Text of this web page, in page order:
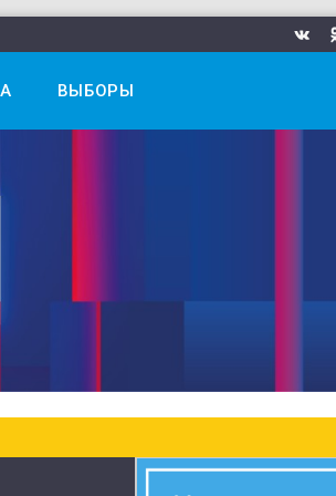
ВЫБОРЫ
еженедельном выпуске «Местное